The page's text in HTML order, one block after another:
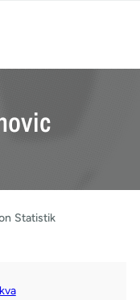
Statistik